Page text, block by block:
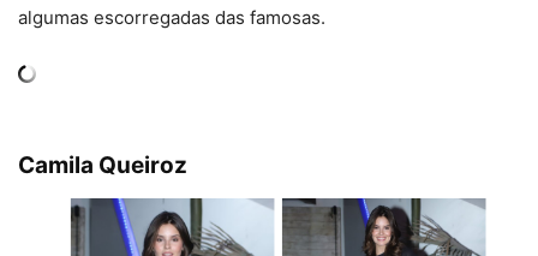
algumas escorregadas das famosas.
Camila Queiroz